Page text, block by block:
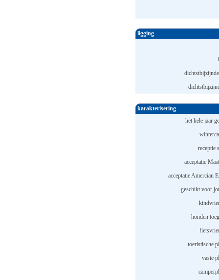
ligging
karakterisering
het hele jaar
receptie
acceptatie
acceptatie Amercian
geschikt voor
honden
toeristische
vaste